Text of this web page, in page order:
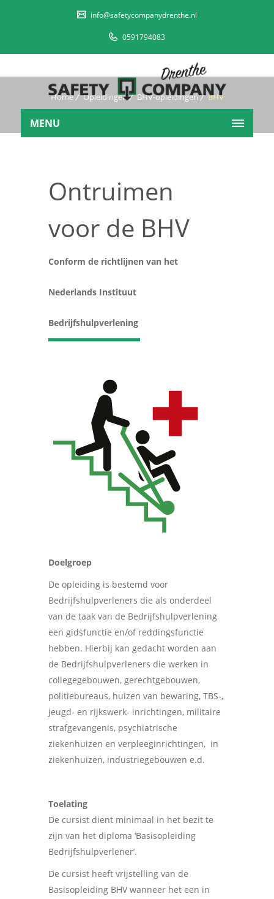
info@safetycompanydrenthe.nl
0591794083
MENU
Home Opleidingen BHV-opleidingen
BHV
Ontruimen
Ontruimen
voor de BHV
Conform de richtlijnen van het
Nederlands Instituut
Bedrijfshulpverlening
Doelgroep
De opleiding is bestemd voor
Bedrijfshulpverleners die als onderdeel
van de taak van de Bedrijfshulpverlening
een gidsfunctie en/of reddingsfunctie
hebben. Hierbij kan gedacht worden aan
de Bedrijfshulpverleners die werken in
collegegebouwen, gerechtgebouwen,
politiebureaus, huizen van bewaring, TBS-,
jeugd- en rijkswerk- inrichtingen, militaire
strafgevangenis, psychiatrische
ziekenhuizen en verpleeginrichtingen, in
ziekenhuizen, industriegebouwen e.d.
Toelating
De cursist dient minimaal in het bezit te
zijn van het diploma ‘Basisopleiding
Bedrijfshulpverlener’.
De cursist heeft vrijstelling van de
Basisopleiding BHV wanneer het een in